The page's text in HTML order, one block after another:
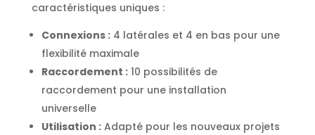
caractéristiques uniques :
Connexions :4 latérales et 4 en bas pour une
flexibilité maximale
Raccordement :10 possibilités de
raccordement pour une installation
universelle
Utilisation :Adapté pour les nouveaux projets